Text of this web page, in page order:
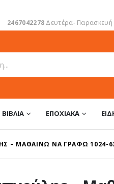
2467042278 Δευτέρα- Παρασκευή
ΒΙΒΛΊΑ ΕΠΟΧΙΑΚΆ
– ΜΑΘΑΊΝΩ ΝΑ ΓΡΆΦΩ 1024-